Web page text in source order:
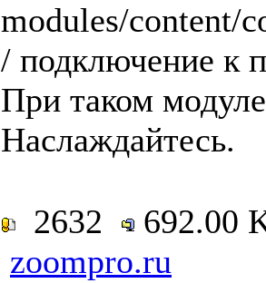
modules/content/
/ подключение к
При таком
Наслаждайтесь.
2632
692.00
zoompro.ru